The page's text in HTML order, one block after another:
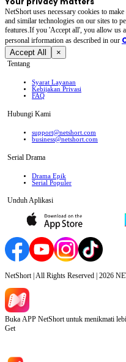
NetShort uses necessary cookies to
and similar technologies on our sites to
features.If you 'Accept all', you allow us
personal irformation as described in our
Accept All ×
Tentang
Syarat Layanan
Kebijakan Privasi
FAQ
Hubungi Kami
support@netshort.com
business@netshort.com
Serial Drama
Drama Epik
Serial Populer
Unduh Aplikasi
NetShort | All Rights Reserved | 2026
Buka APP NetShort untuk menikmati
Get